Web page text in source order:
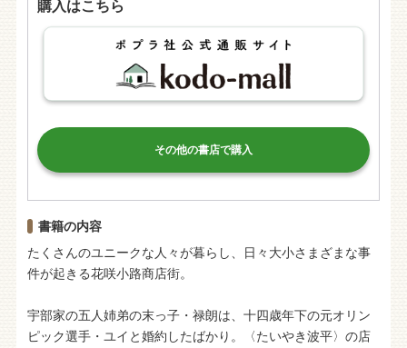
購入はこちら
その他の書店で購入
書籍の内容
たくさんのユニークな人々が暮らし、日々大小さまざまな事
件が起きる花咲小路商店街。
宇部家の五人姉弟の末っ子・禄朗は、十四歳年下の元オリン
ピック選手・ユイと婚約したばかり。〈たいやき波平〉の店